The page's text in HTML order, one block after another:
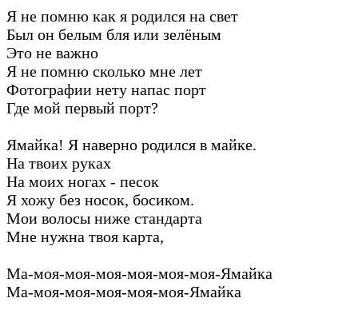
Я не помню как я родился на свет
Был он белым бля или зелёным
Это не важно
Я не помню сколько мне лет
Фотографии нету напас порт
Где мой первый порт?
Ямайка! Я наверно родился в майке.
На твоих руках
На моих ногах - песок
Я хожу без носок, босиком.
Мои волосы ниже стандарта
Мне нужна твоя карта,
Ма-моя-моя-моя-моя-моя-моя-Ямайка
Ма-моя-моя-моя-моя-моя-Ямайка